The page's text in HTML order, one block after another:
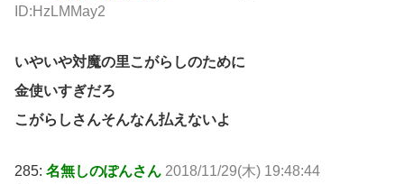
ID:HzLMMay2
いやいや対魔の里こがらしのために
金使いすぎだろ
こがらしさんそんなん払えないよ
285: 名無しのぽんさん 2018/11/29(木) 19:48:44